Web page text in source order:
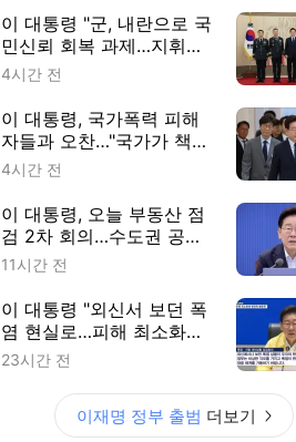
이 대통령 "군, 내란으로 국
민신뢰 회복 과제…지휘부
헌신해달라"
4시간 전
이 대통령, 국가폭력 피해
자들과 오찬…"국가가 책임
지고 치유"
4시간 전
이 대통령, 오늘 부동산 점
검 2차 회의…수도권 공급
대책 논의한다
11시간 전
이 대통령 "외신서 보던 폭
염 현실로…피해 최소화에
행정력 총동원"
23시간 전
이재명 정부 출범 더보기